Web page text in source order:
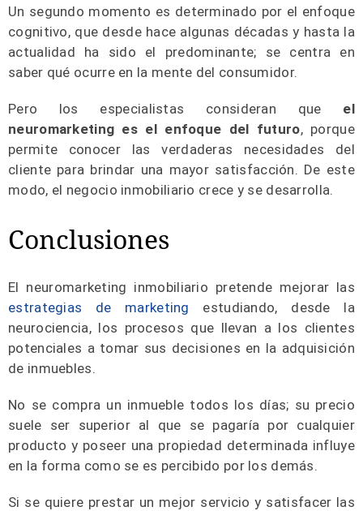
Un segundo momento es determinado por el enfoque
cognitivo, que desde hace algunas décadas y hasta la
actualidad ha sido el predominante; se centra en
saber qué ocurre en la mente del consumidor.
Pero los especialistas consideran que el
neuromarketing es el enfoque del futuro, porque
permite conocer las verdaderas necesidades del
cliente para brindar una mayor satisfacción. De este
modo, el negocio inmobiliario crece y se desarrolla.
Conclusiones
El neuromarketing inmobiliario pretende mejorar las
estrategias de marketing estudiando, desde la
neurociencia, los procesos que llevan a los clientes
potenciales a tomar sus decisiones en la adquisición
de inmuebles.
No se compra un inmueble todos los días; su precio
suele ser superior al que se pagaría por cualquier
producto y poseer una propiedad determinada influye
en la forma como se es percibido por los demás.
Si se quiere prestar un mejor servicio y satisfacer las